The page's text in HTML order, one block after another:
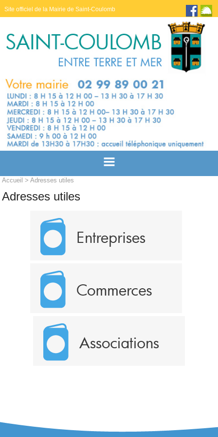
Site officiel de la Mairie de Saint-Coulomb
Accueil > Adresses utiles
Adresses utiles